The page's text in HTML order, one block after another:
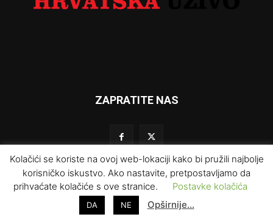
ZAPRATITE NAS
Kontakt O nama
Prodaja i marketing
Redakcija Pravila privatnosti
Kolačići se koriste na ovoj web-lokaciji kako bi pružili najbolje
korisničko iskustvo. Ako nastavite, pretpostavljamo da
prihvaćate kolačiće s ove stranice.
Postavke kolačića
DA NE Opširnije…